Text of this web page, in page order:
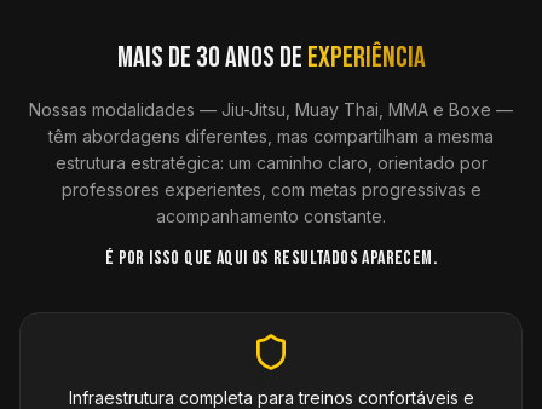
MAIS DE 30 ANOS DE EXPERIÊNCIA
Nossas modalidades — Jiu-Jitsu, Muay Thai, MMA e Boxe —
têm abordagens diferentes, mas compartilham a mesma
estrutura estratégica: um caminho claro, orientado por
professores experientes, com metas progressivas e
acompanhamento constante.
É POR ISSO QUE AQUI OS RESULTADOS APARECEM.
Infraestrutura completa para treinos confortáveis e